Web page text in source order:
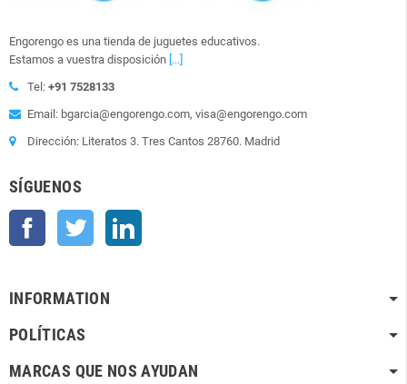
Engorengo es una tienda de juguetes educativos.
Estamos a vuestra disposición [...]
Tel: +91 7528133
Email: bgarcia@engorengo.com, visa@engorengo.com
Dirección: Literatos 3. Tres Cantos 28760. Madrid
SÍGUENOS
Facebook Twitter
INFORMATION
POLÍTICAS
MARCAS QUE NOS AYUDAN